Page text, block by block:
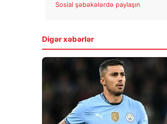
Sosial şəbəkələrdə paylaşın
Digər xəbərlər